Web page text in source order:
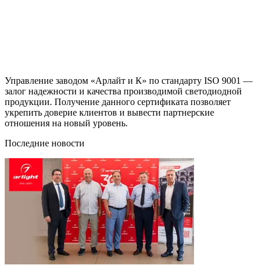
Управление заводом «Арлайт и К» по стандарту ISO 9001 —
залог надежности и качества производимой светодиодной
продукции. Получение данного сертификата позволяет
укрепить доверие клиентов и вывести партнерские
отношения на новый уровень.
Последние новости